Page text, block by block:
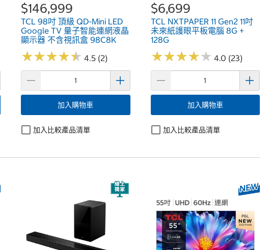
$146,999
TCL 98吋 頂級 QD-Mini LED
Google TV 量子智能連網液晶
顯示器 不含視訊盒 98C8K
★★★★★
★★★★★ 4.5 (2)
加入購物車
加入比較產品清單
$6,699
TCL NXTPAPER 11 Gen2 11吋
未來紙護眼平板電腦 8G +
128G
★★★★★
★★★★★ 4.0 (23)
加入購物車
加入比較產品清單